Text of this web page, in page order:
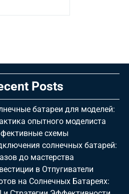
Posts
батареи для моделей:
опытного моделиста
схемы
солнечных батарей:
до мастерства
в Отпугиватели
на Солнечных Батареях: